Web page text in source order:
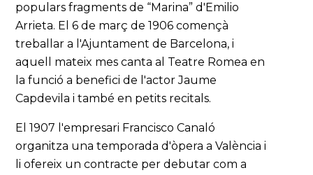
populars fragments de “Marina” d'Emilio
Arrieta. El 6 de març de 1906 començà
treballar a l'Ajuntament de Barcelona, i
aquell mateix mes canta al Teatre Romea en
la funció a benefici de l'actor Jaume
Capdevila i també en petits recitals.
El 1907 l'empresari Francisco Canaló
organitza una temporada d'òpera a València i
li ofereix un contracte per debutar com a